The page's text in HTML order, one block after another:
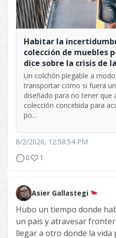
Habitar la
colección de muebles
dice sobre la crisis de
Un colchón plegable a
transportar como si fuera
diseñado para no tener que
colección concebida para
po...
8/2/2026, 12:58:54 PM
0
1
Asier Gallastegi
Hubo un tiempo donde
un pais y atravesar
llegar a otro donde la vida